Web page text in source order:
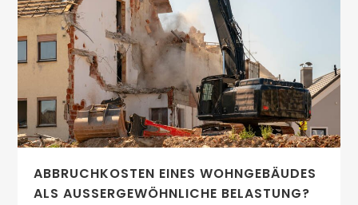
ABBRUCHKOSTEN EINES WOHNGEBÄUDES
ALS AUSSERGEWÖHNLICHE BELASTUNG?